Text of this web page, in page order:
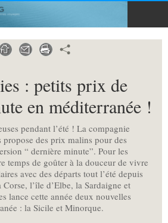
: petits prix de
en méditerranée !
pendant l’été ! La compagnie
des prix malins pour des
“ dernière minute”. Pour les
temps de goûter à la douceur de vivre
avec des départs tout l’été depuis
l’île d’Elbe, la Sardaigne et
lance cette année deux nouvelles
: la Sicile et Minorque.